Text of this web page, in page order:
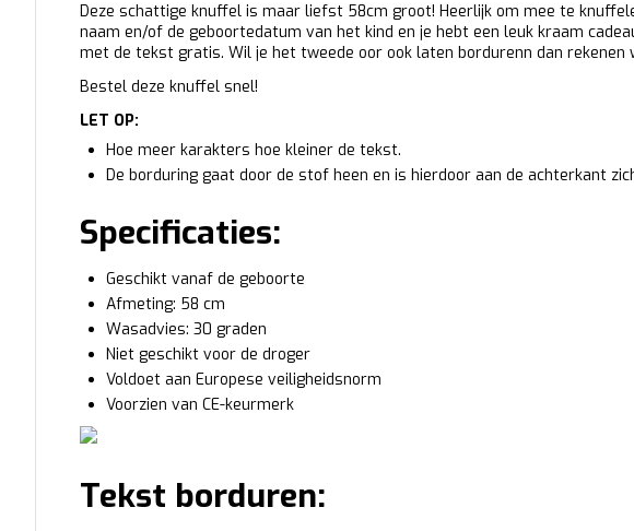
Deze schattige knuffel is maar liefst 58cm groot! Heerlijk om mee te
naam en/of de geboortedatum van het kind en je hebt een leuk kraam
met de tekst gratis. Wil je het tweede oor ook laten bordurenn dan rekenen
Bestel deze knuffel snel!
LET OP:
Hoe meer karakters hoe kleiner de tekst.
De borduring gaat door de stof heen en is hierdoor aan de achterkant
Specificaties:
Geschikt vanaf de geboorte
Afmeting: 58 cm
Wasadvies: 30 graden
Niet geschikt voor de droger
Voldoet aan Europese veiligheidsnorm
Voorzien van CE-keurmerk
Tekst borduren: